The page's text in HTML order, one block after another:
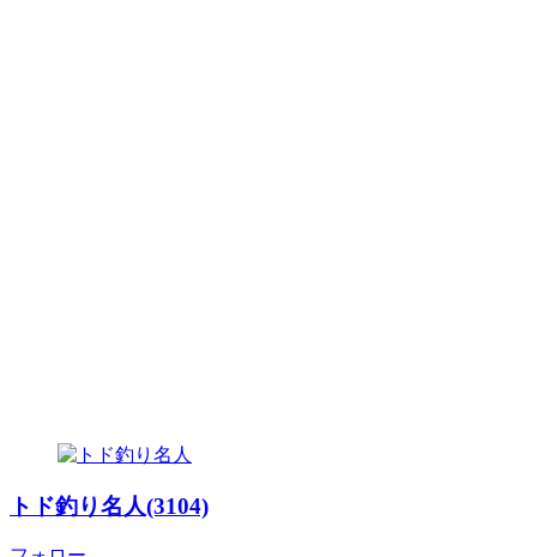
トド釣り名人(3104)